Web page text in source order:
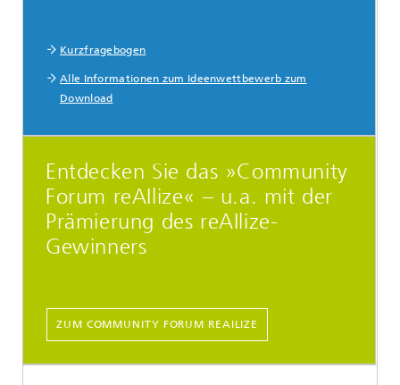
Kurzfragebogen
Alle Informationen zum Ideenwettbewerb zum
Download
Entdecken Sie das »Community
Forum reAIlize« – u.a. mit der
Prämierung des reAIlize-
Gewinners
ZUM COMMUNITY FORUM REAILIZE